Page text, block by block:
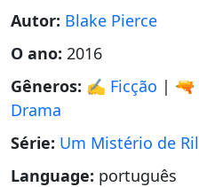
Autor: Blake Pierce
O ano: 2016
Gêneros: ✍️ Ficção | 🔫
Drama
Série: Um Mistério de
Language: português